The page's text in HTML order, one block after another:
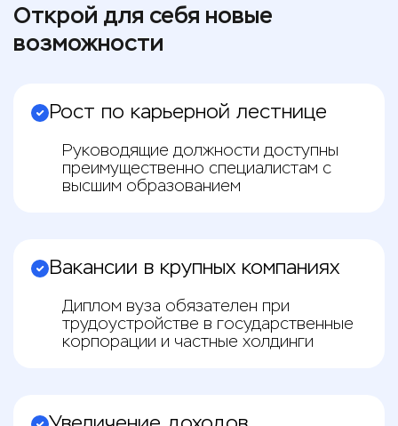
Открой для себя новые
возможности
Рост по карьерной лестнице
Руководящие должности доступны
преимущественно специалистам с
высшим образованием
Вакансии в крупных компаниях
Диплом вуза обязателен при
трудоустройстве в государственные
корпорации и частные холдинги